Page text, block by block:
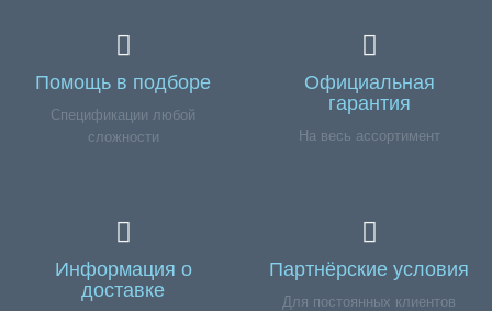
Помощь в подборе
Спецификации любой
сложности
Официальная
гарантия
На весь ассортимент
Информация о
доставке
Партнёрские условия
Для постоянных клиентов